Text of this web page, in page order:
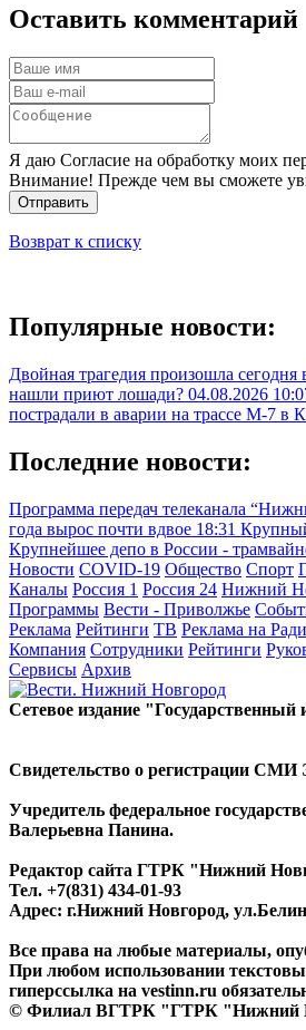
Оставить комментарий
Я даю Согласие на обработку моих
Внимание! Прежде чем вы сможете
Отправить
Возврат к списку
Популярные новости:
Двойная трагедия произошла
нашли приют лошади? 04.08.2026
пострадали в аварии на трассе М-7 в
Последние новости:
Программа передач телеканала
года вырос почти вдвое 18:31
Крупнейшее депо в России -
Новости COVID-19 Общество Спорт
Каналы Россия 1 Россия 24 Нижний
Программы Вести - Приволжье
Реклама Рейтинги ТВ Реклама на
Компания Сотрудники Рейтинги
Сервисы Архив
Сетевое издание
Свидетельство о регистрации СМИ
Учредитель федеральное
Валерьевна Панина.
Редактор сайта ГТРК "Нижний
Тел. +7(831) 434-01-93
Адрес: г.Нижний Новгород,
Все права на любые материалы,
При любом использовании
гиперссылка на vestinn.ru
© Филиал ВГТРК "ГТРК "Нижний